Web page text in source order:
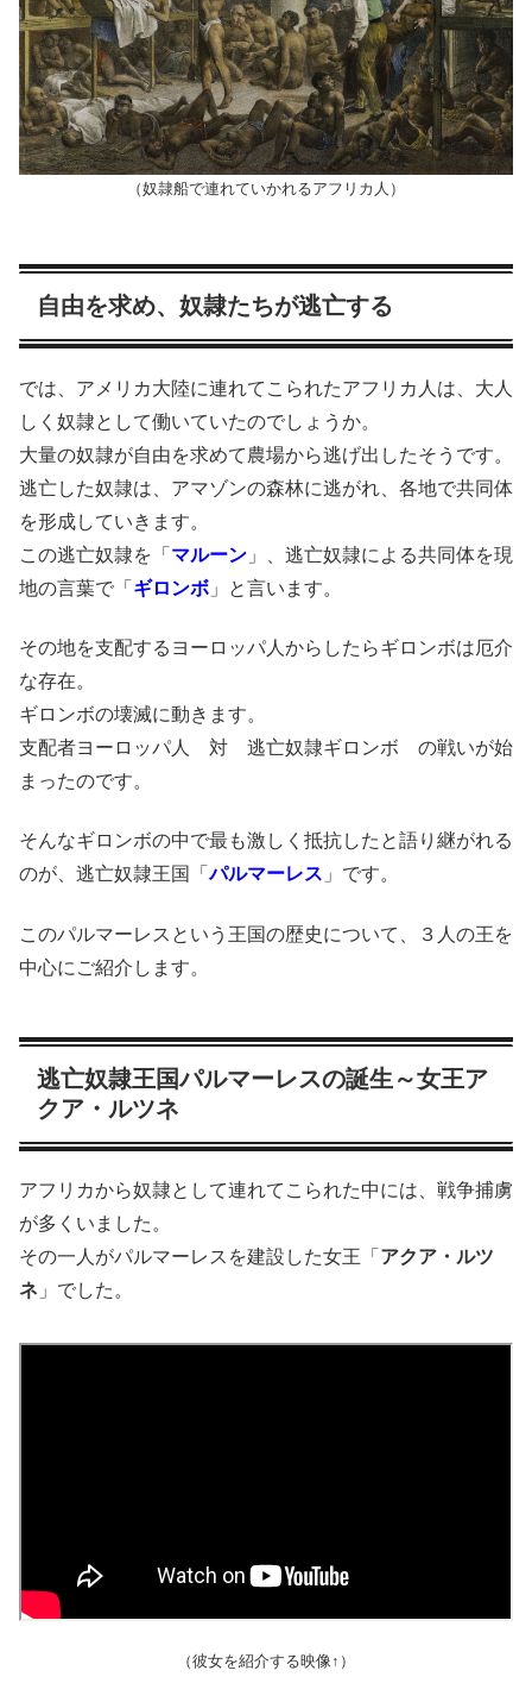
（奴隷船で連れていかれるアフリカ人）
自由を求め、奴隷たちが逃亡する
では、アメリカ大陸に連れてこられたアフリカ人は、大人
しく奴隷として働いていたのでしょうか。
大量の奴隷が自由を求めて農場から逃げ出したそうです。
逃亡した奴隷は、アマゾンの森林に逃がれ、各地で共同体
を形成していきます。
この逃亡奴隷を「 マルーン 」、逃亡奴隷による共同体を現
地の言葉で「 ギロンボ 」と言います。
その地を支配するヨーロッパ人からしたらギロンボは厄介
な存在。
ギロンボの壊滅に動きます。
支配者ヨーロッパ人 対 逃亡奴隷ギロンボ の戦いが始
まったのです。
そんなギロンボの中で最も激しく抵抗したと語り継がれる
のが、逃亡奴隷王国「パルマーレス 」です。
このパルマーレスという王国の歴史について、３人の王を
中心にご紹介します。
逃亡奴隷王国パルマーレスの誕生～女王ア
クア・ルツネ
アフリカから奴隷として連れてこられた中には、戦争捕虜
が多くいました。
その一人がパルマーレスを建設した女王「 アクア・ルツ
ネ 」でした。
（彼女を紹介する映像↑）